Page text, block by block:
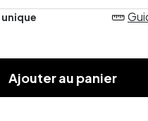
unique
Ajouter au panier